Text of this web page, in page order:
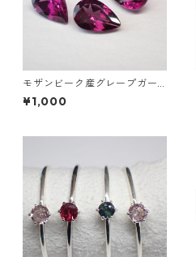
モザンビーク産グレープガー
ネット ペアシェイプカットル
ース 0.4ct前後 6mm*4mm前
¥1,000